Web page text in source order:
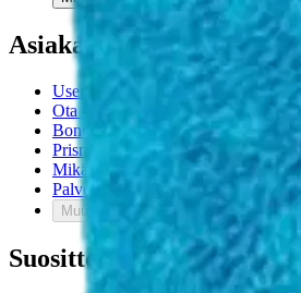
Asiakaspalvelu
Usein kysytyt kysymykset
Ota yhteyttä asiakaspalveluun
Bonus ja asiakasomistajuus
Prisma-myymälöiden yhteystiedot
Mikä on Prisma?
Palvelut Prismassa
Muuta evästeasetuksia
Suosittelemme